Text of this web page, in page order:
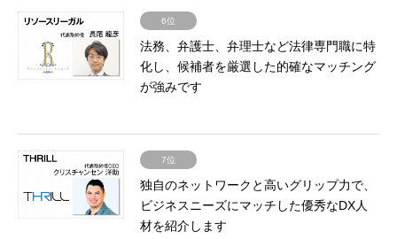
6位
法務、弁護士、弁理士など法律専門職に特
化し、候補者を厳選した的確なマッチング
が強みです
7位
独自のネットワークと高いグリップ力で、
ビジネスニーズにマッチした優秀なDX人
材を紹介します